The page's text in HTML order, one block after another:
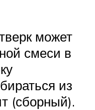
может
смеси в
из
(сборный).